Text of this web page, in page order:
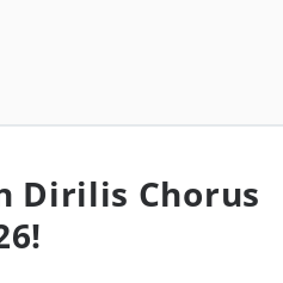
Dirilis Chorus